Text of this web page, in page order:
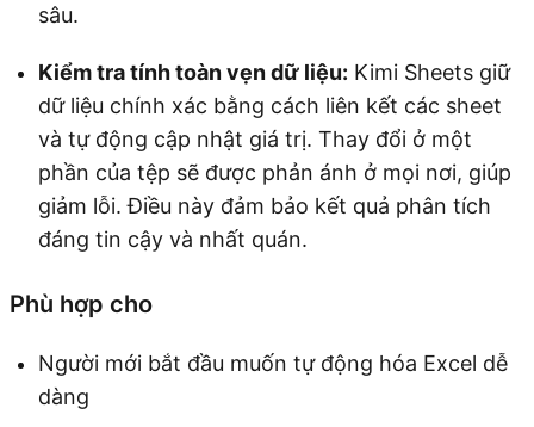
sâu.
Kiểm tra tính toàn vẹn dữ liệu: Kimi Sheets giữ
dữ liệu chính xác bằng cách liên kết các sheet
và tự động cập nhật giá trị. Thay đổi ở một
phần của tệp sẽ được phản ánh ở mọi nơi, giúp
giảm lỗi. Điều này đảm bảo kết quả phân tích
đáng tin cậy và nhất quán.
Phù hợp cho
Người mới bắt đầu muốn tự động hóa Excel dễ
dàng